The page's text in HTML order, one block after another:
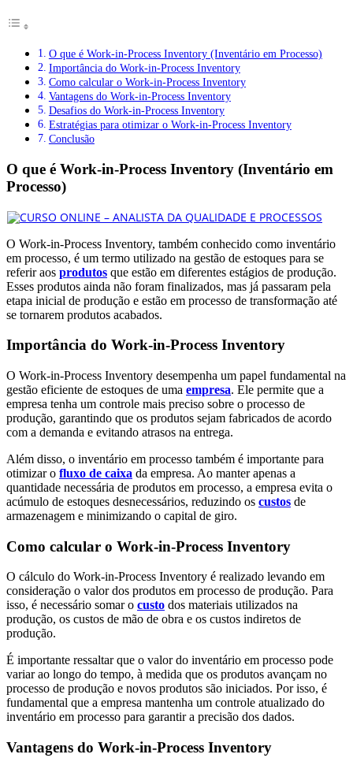
O que é Work-in-Process Inventory (Inventário em Processo)
Importância do Work-in-Process Inventory
Como calcular o Work-in-Process Inventory
Vantagens do Work-in-Process Inventory
Desafios do Work-in-Process Inventory
Estratégias para otimizar o Work-in-Process Inventory
Conclusão
O que é Work-in-Process Inventory (Inventário em
Processo)
O Work-in-Process Inventory, também conhecido como inventário
em processo, é um termo utilizado na gestão de estoques para se
referir aos produtos que estão em diferentes estágios de produção.
Esses produtos ainda não foram finalizados, mas já passaram pela
etapa inicial de produção e estão em processo de transformação até
se tornarem produtos acabados.
Importância do Work-in-Process Inventory
O Work-in-Process Inventory desempenha um papel fundamental na
gestão eficiente de estoques de uma empresa. Ele permite que a
empresa tenha um controle mais preciso sobre o processo de
produção, garantindo que os produtos sejam fabricados de acordo
com a demanda e evitando atrasos na entrega.
Além disso, o inventário em processo também é importante para
otimizar o fluxo de caixa da empresa. Ao manter apenas a
quantidade necessária de produtos em processo, a empresa evita o
acúmulo de estoques desnecessários, reduzindo os custos de
armazenagem e minimizando o capital de giro.
Como calcular o Work-in-Process Inventory
O cálculo do Work-in-Process Inventory é realizado levando em
consideração o valor dos produtos em processo de produção. Para
isso, é necessário somar o custo dos materiais utilizados na
produção, os custos de mão de obra e os custos indiretos de
produção.
É importante ressaltar que o valor do inventário em processo pode
variar ao longo do tempo, à medida que os produtos avançam no
processo de produção e novos produtos são iniciados. Por isso, é
fundamental que a empresa mantenha um controle atualizado do
inventário em processo para garantir a precisão dos dados.
Vantagens do Work-in-Process Inventory